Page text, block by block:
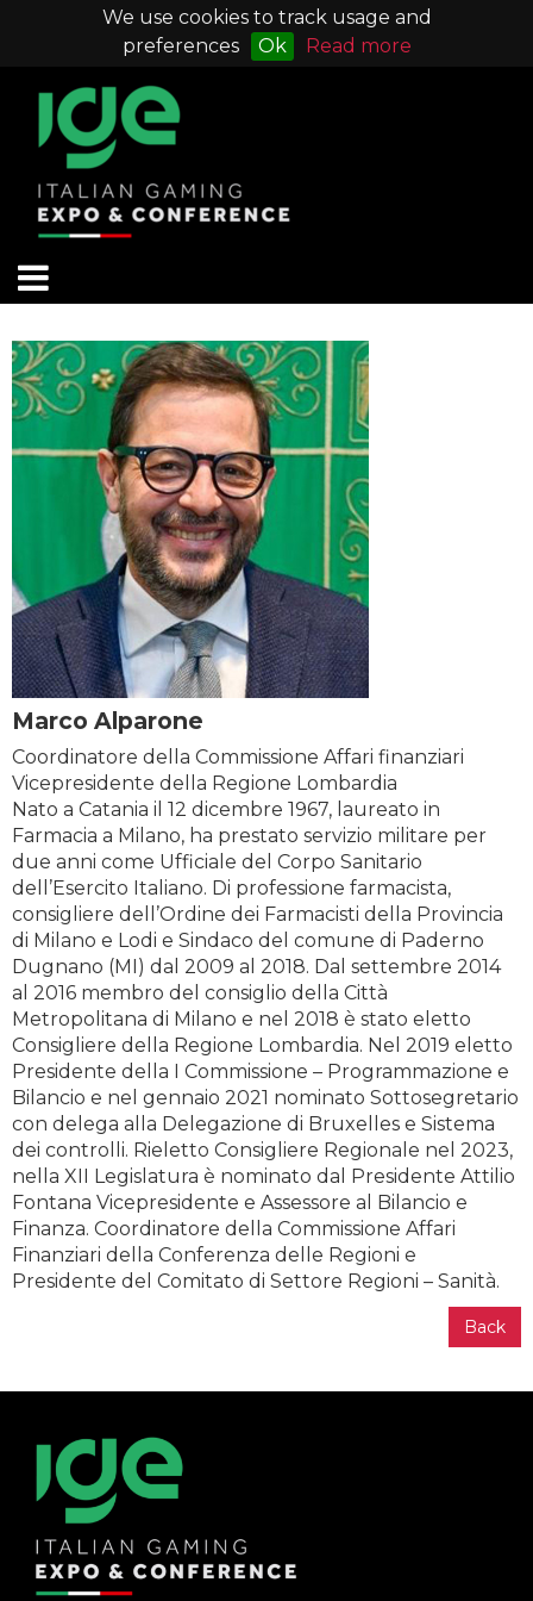
We use cookies to track usage and
preferences
Ok Read more
Marco Alparone
Coordinatore della Commissione Affari finanziari
Vicepresidente della Regione Lombardia
Nato a Catania il 12 dicembre 1967, laureato in
Farmacia a Milano, ha prestato servizio militare per
due anni come Ufficiale del Corpo Sanitario
dell’Esercito Italiano. Di professione farmacista,
consigliere dell’Ordine dei Farmacisti della Provincia
di Milano e Lodi e Sindaco del comune di Paderno
Dugnano (MI) dal 2009 al 2018. Dal settembre 2014
al 2016 membro del consiglio della Città
Metropolitana di Milano e nel 2018 è stato eletto
Consigliere della Regione Lombardia. Nel 2019 eletto
Presidente della I Commissione – Programmazione e
Bilancio e nel gennaio 2021 nominato Sottosegretario
con delega alla Delegazione di Bruxelles e Sistema
dei controlli. Rieletto Consigliere Regionale nel 2023,
nella XII Legislatura è nominato dal Presidente Attilio
Fontana Vicepresidente e Assessore al Bilancio e
Finanza. Coordinatore della Commissione Affari
Finanziari della Conferenza delle Regioni e
Presidente del Comitato di Settore Regioni – Sanità.
Back